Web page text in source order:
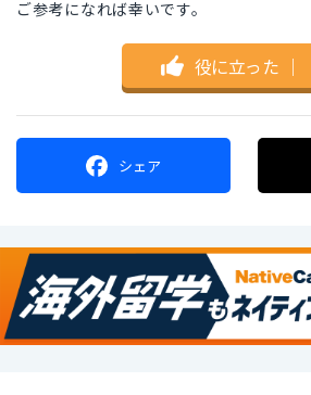
ご参考になれば幸いです。
役に立った ｜
シェア